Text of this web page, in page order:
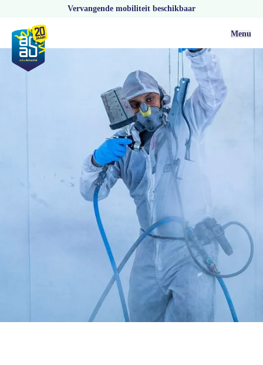
Vervangende mobiliteit beschikbaar
Menu